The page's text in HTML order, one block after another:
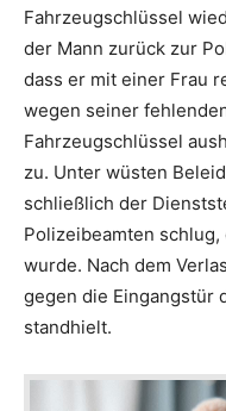
Fahrzeugschlüssel
der Mann zurück zur
dass er mit einer Frau
wegen seiner
Fahrzeugschlüssel
zu. Unter wüsten
schließlich der
Polizeibeamten
wurde. Nach dem
gegen die Eingangstür
standhielt.